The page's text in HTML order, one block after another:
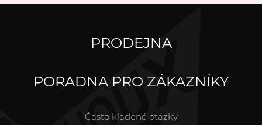
PRODEJNA
PORADNA PRO ZÁKAZNÍKY
Často kladené otázky